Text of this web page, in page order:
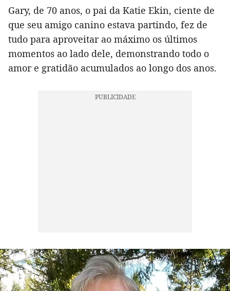
Gary, de 70 anos, o pai da Katie Ekin, ciente de
que seu amigo canino estava partindo, fez de
tudo para aproveitar ao máximo os últimos
momentos ao lado dele, demonstrando todo o
amor e gratidão acumulados ao longo dos anos.